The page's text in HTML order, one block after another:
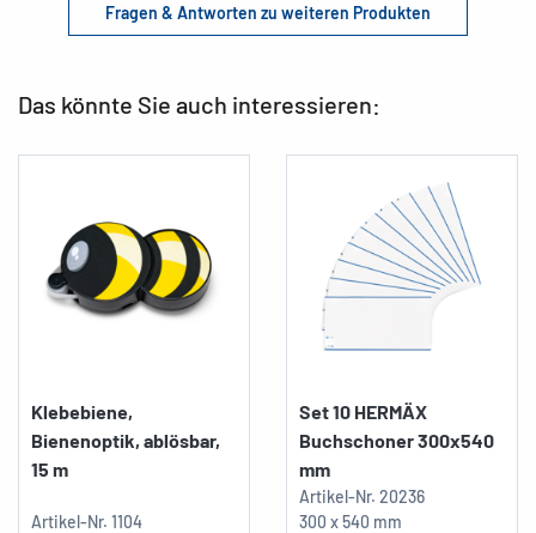
Fragen & Antworten zu weiteren Produkten
Das könnte Sie auch interessieren:
Klebebiene,
Bienenoptik, ablösbar,
15 m
Artikel-Nr. 1104
Set 10 HERMÄX
Buchschoner 300x540
mm
Artikel-Nr. 20236
300 x 540 mm